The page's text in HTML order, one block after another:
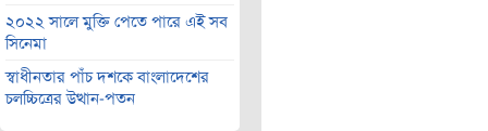
২০২২ সালে মুক্তি পেতে পারে এই সব
সিনেমা
স্বাধীনতার পাঁচ দশকে বাংলাদেশের
চলচ্চিত্রের উত্থান-পতন